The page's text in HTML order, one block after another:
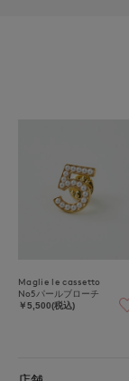
Maglie le cassetto
No5パールブローチ
￥5,500(税込)